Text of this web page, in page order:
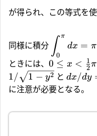
が得られ、この等式を
同様に積分 ∫0
π
dx = π
ときには、 0 ≤ x < 2
1π
1/
1 − y2 と dx/dy
に注意が必要となる。